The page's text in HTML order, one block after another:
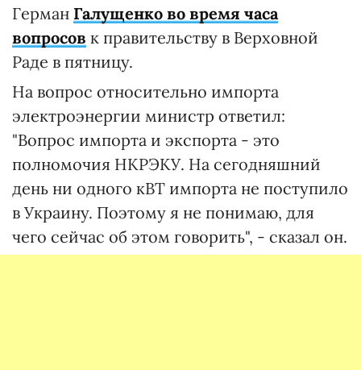
Герман Галущенко во время часа
вопросов к правительству в Верховной
Раде в пятницу.
На вопрос относительно импорта
электроэнергии министр ответил:
"Вопрос импорта и экспорта - это
полномочия НКРЭКУ. На сегодняшний
день ни одного кВТ импорта не поступило
в Украину. Поэтому я не понимаю, для
чего сейчас об этом говорить", - сказал он.